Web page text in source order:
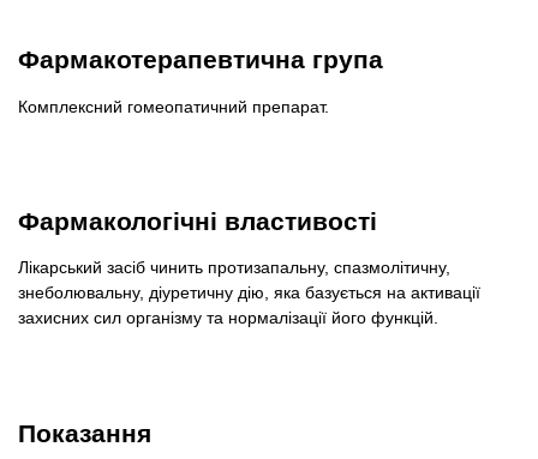
Фармакотерапевтична група
Комплексний гомеопатичний препарат.
Фармакологічні властивості
Лікарський засіб чинить протизапальну, спазмолітичну,
знеболювальну, діуретичну дію, яка базується на активації
захисних сил організму та нормалізації його функцій.
Показання